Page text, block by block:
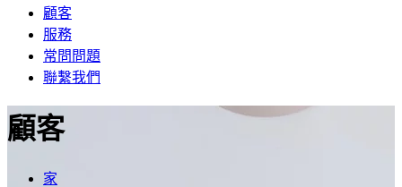
顧客
服務
常問問題
聯繫我們
顧客
家